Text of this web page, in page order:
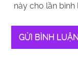
này cho lần bình